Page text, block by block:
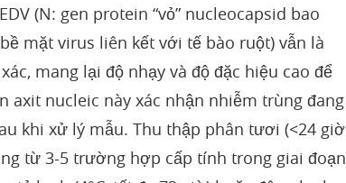
(N: gen protein “vỏ” nucleocapsid bao
mặt virus liên kết với tế bào ruột) vẫn là
mang lại độ nhạy và độ đặc hiệu cao để
axit nucleic này xác nhận nhiễm trùng đang
khi xử lý mẫu. Thu thập phân tươi (<24 giờ
từ 3-5 trường hợp cấp tính trong giai đoạn